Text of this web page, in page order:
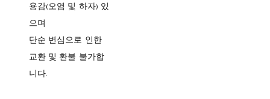
용감(오염 및 하자) 있
으며
단순 변심으로 인한
교환 및 환불 불가합
니다.